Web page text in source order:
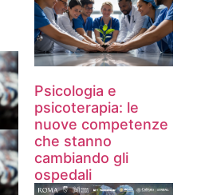
Psicologia e
psicoterapia: le
nuove competenze
che stanno
cambiando gli
ospedali